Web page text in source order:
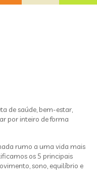
de saúde, bem-estar,
por inteiro de forma
rumo a uma vida mais
os 5 principais
sono, equilíbrio e